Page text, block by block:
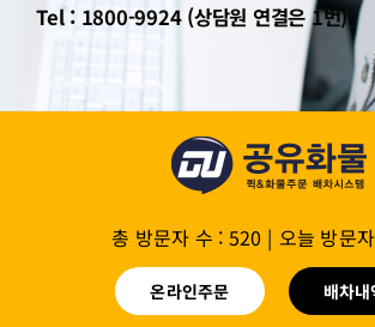
Tel : 1800-9924 (상담원 연결은 1번)
총 방문자 수 : 520 | 오늘 방문
온라인주문 배차내